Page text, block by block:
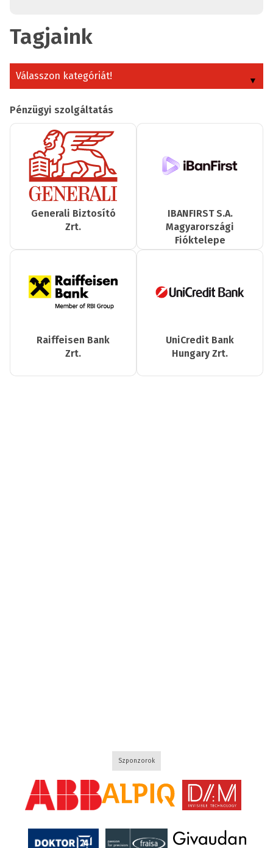
Tagjaink
Válasszon kategóriát!
Pénzügyi szolgáltatás
Generali Biztosító
Zrt.
IBANFIRST S.A.
Magyarországi
Fióktelepe
Raiffeisen Bank
Zrt.
UniCredit Bank
Hungary Zrt.
Szponzorok